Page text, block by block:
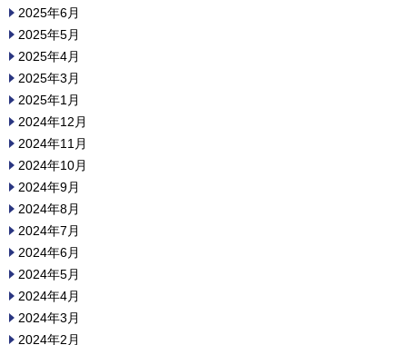
2025年6月
2025年5月
2025年4月
2025年3月
2025年1月
2024年12月
2024年11月
2024年10月
2024年9月
2024年8月
2024年7月
2024年6月
2024年5月
2024年4月
2024年3月
2024年2月